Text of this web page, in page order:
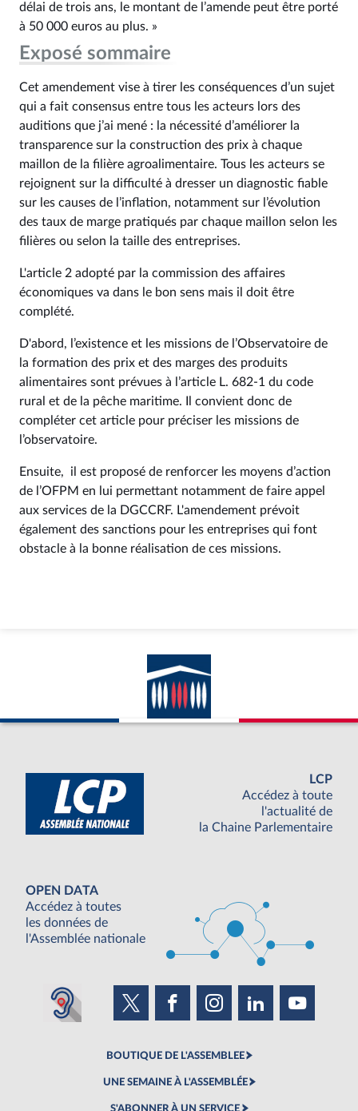
délai de trois ans, le montant de l’amende peut être porté
à 50 000 euros au plus. »
Exposé sommaire
Cet amendement vise à tirer les conséquences d’un sujet
qui a fait consensus entre tous les acteurs lors des
auditions que j’ai mené : la nécessité d’améliorer la
transparence sur la construction des prix à chaque
maillon de la filière agroalimentaire. Tous les acteurs se
rejoignent sur la difficulté à dresser un diagnostic fiable
sur les causes de l’inflation, notamment sur l’évolution
des taux de marge pratiqués par chaque maillon selon les
filières ou selon la taille des entreprises.
L'article 2 adopté par la commission des affaires
économiques va dans le bon sens mais il doit être
complété.
D'abord, l’existence et les missions de l’Observatoire de
la formation des prix et des marges des produits
alimentaires sont prévues à l’article L. 682‑1 du code
rural et de la pêche maritime. Il convient donc de
compléter cet article pour préciser les missions de
l’observatoire.
Ensuite, il est proposé de renforcer les moyens d’action
de l’OFPM en lui permettant notamment de faire appel
aux services de la DGCCRF. L'amendement prévoit
également des sanctions pour les entreprises qui font
obstacle à la bonne réalisation de ces missions.
LCP
Accédez à toute
l'actualité de
la Chaine Parlementaire
OPEN DATA
Accédez à toutes
les données de
l'Assemblée nationale
BOUTIQUE DE L'ASSEMBLEE
UNE SEMAINE À L'ASSEMBLÉE
S'ABONNER À UN SERVICE